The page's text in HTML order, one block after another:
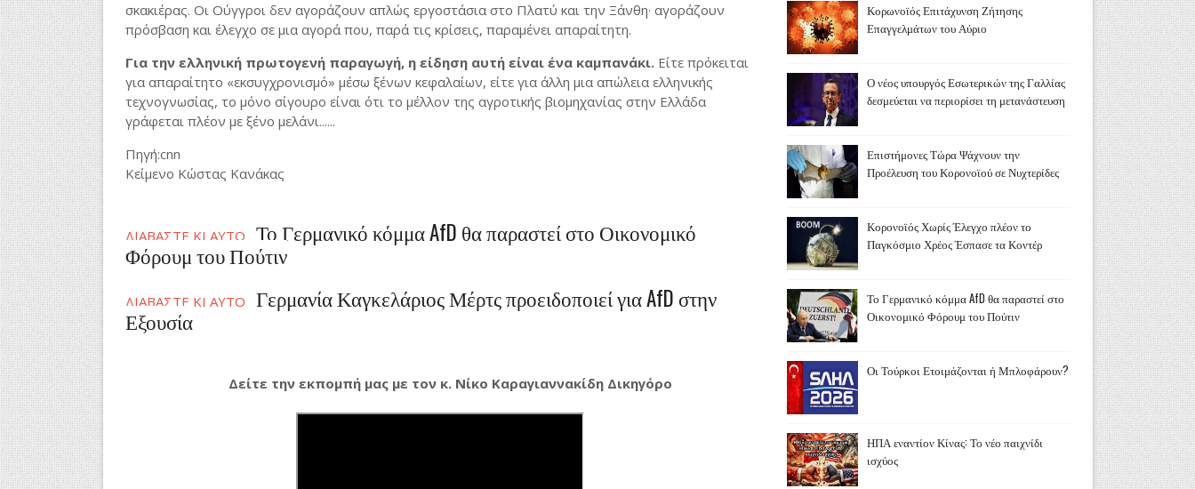
σκακιέρας. Οι Ούγγροι δεν αγοράζουν απλώς εργοστάσια στο Πλατύ και την Ξάνθη· αγοράζουν
πρόσβαση και έλεγχο σε μια αγορά που, παρά τις κρίσεις, παραμένει απαραίτητη.
Για την ελληνική πρωτογενή παραγωγή, η είδηση αυτή είναι ένα καμπανάκι.Είτε πρόκειται
για απαραίτητο «εκσυγχρονισμό» μέσω ξένων κεφαλαίων, είτε για άλλη μια απώλεια ελληνικής
τεχνογνωσίας, το μόνο σίγουρο είναι ότι το μέλλον της αγροτικής βιομηχανίας στην Ελλάδα
γράφεται πλέον με ξένο μελάνι......
Πηγή:cnn
Κείμενο Κώστας Κανάκας
ΔΙΑΒΑΣΤΕ ΚΙ ΑΥΤΟ Το Γερμανικό κόμμα AfD θα παραστεί στο Οικονομικό
Φόρουμ του Πούτιν
ΔΙΑΒΑΣΤΕ ΚΙ ΑΥΤΟ Γερμανία Καγκελάριος Μέρτς προειδοποιεί για AfD στην
Εξουσία
Δείτε την εκπομπή μας με τον κ. Νίκο Καραγιαννακίδη Δικηγόρο
Κορωνοϊός Επιτάχυνση Ζήτησης
Επαγγελμάτων του Αύριο
Ο νέος υπουργός Εσωτερικών της Γαλλίας
δεσμεύεται να περιορίσει τη μετανάστευση
Επιστήμονες Τώρα Ψάχνουν την
Προέλευση του Κορονοϊού σε Νυχτερίδες
Κορονοϊός Χωρίς Έλεγχο πλέον το
Παγκόσμιο Χρέος Έσπασε τα Κοντέρ
Το Γερμανικό κόμμα AfD θα παραστεί στο
Οικονομικό Φόρουμ του Πούτιν
Οι Τούρκοι Ετοιμάζονται ή Μπλοφάρουν?
ΗΠΑ εναντίον Κίνας: Το νέο παιχνίδι
ισχύος